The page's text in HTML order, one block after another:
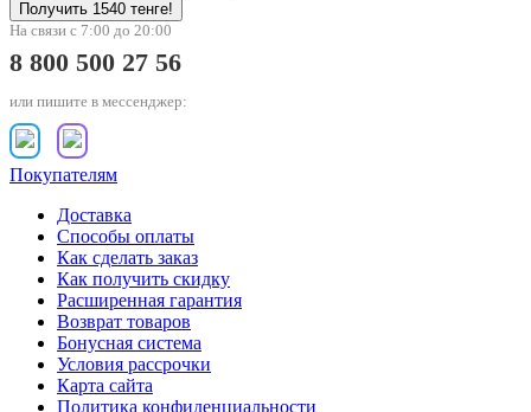
На связи с 7:00 до 20:00
8 800 500 27 56
или пишите в мессенджер:
Покупателям
Доставка
Способы оплаты
Как сделать заказ
Как получить скидку
Расширенная гарантия
Возврат товаров
Бонусная система
Условия рассрочки
Карта сайта
Политика конфиденциальности